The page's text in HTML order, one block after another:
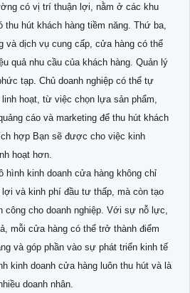
có vị trí thuận lợi, nằm ở các khu
hút khách hàng tiềm năng. Thứ ba,
và dịch vụ cung cấp, cửa hàng có thể
quả nhu cầu của khách hàng. Quản lý
tạp. Chủ doanh nghiệp có thể tự
hoạt, từ việc chọn lựa sản phẩm,
cáo và marketing để thu hút khách
hợp Bạn sẽ được cho việc kinh
hoạt hơn.
hình kinh doanh cửa hàng không chỉ
và kinh phí đầu tư thấp, mà còn tạo
công cho doanh nghiệp. Với sự nỗ lực,
mỗi cửa hàng có thể trở thành điểm
và góp phần vào sự phát triển kinh tế
kinh doanh cửa hàng luôn thu hút và là
doanh nhân.